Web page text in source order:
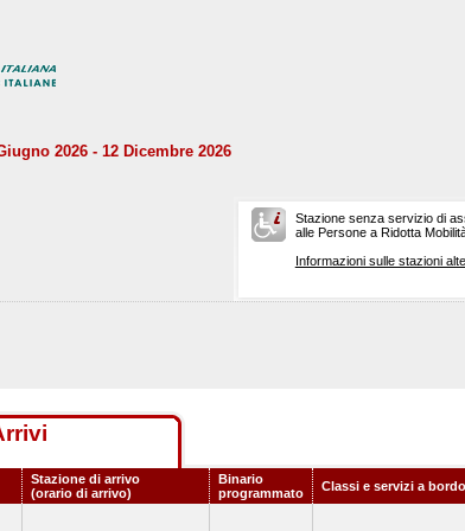
2026 - 12 Dicembre 2026
Stazione senza servizio di
alle Persone a Ridotta
Informazioni sulle stazioni
Stazione di arrivo
(orario di arrivo)
Binario
programmato
Classi e servizi a bordo